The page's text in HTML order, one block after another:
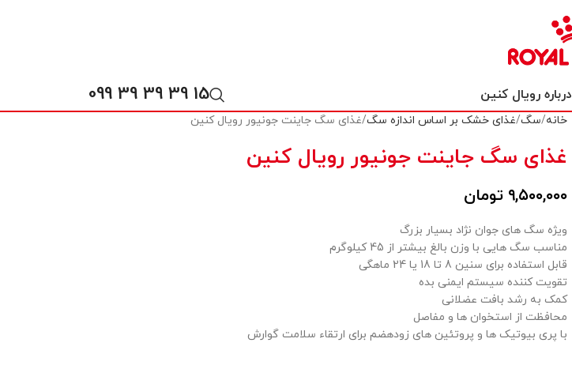
درباره رویال کنین 15 39 39 39 099
خانه سگ غذای خشک بر اساس اندازه سگ غذای سگ جاینت جونیور رویال کنین
غذای سگ جاینت جونیور رویال کنین
۹,۵۰۰,۰۰۰ تومان
ویژه سگ های جوان نژاد بسیار بزرگ
مناسب سگ هایی با وزن بالغ بیشتر از 45 کیلوگرم
قابل استفاده برای سنین 8 تا 18 یا 24 ماهگی
تقویت کننده سیستم ایمنی بده
کمک به رشد بافت عضلانی
محافظت از استخوان ها و مفاصل
با پری بیوتیک ها و پروتئین های زودهضم برای ارتقاء سلامت گوارش